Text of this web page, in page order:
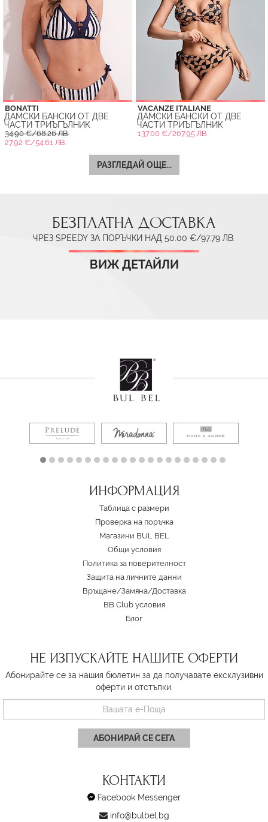
BONATTI
ДАМСКИ БАНСКИ ОТ ДВЕ
ЧАСТИ ТРИЪГЪЛНИК
34.90 €/68.26 ЛВ.
27.92 €/54.61 ЛВ.
VACANZE ITALIANE
ДАМСКИ БАНСКИ ОТ ДВЕ
ЧАСТИ ТРИЪГЪЛНИК
137.00 €/267.95 ЛВ.
РАЗГЛЕДАЙ ОЩЕ...
БЕЗПЛАТНА ДОСТАВКА
ЧРЕЗ SPEEDY ЗА ПОРЪЧКИ НАД 50.00 €/97.79 ЛВ.
ВИЖ ДЕТАЙЛИ
ИНФОРМАЦИЯ
Таблица с размери
Проверка на поръчка
Магазини BUL BEL
Oбщи условия
Политика за поверителност
Защита на личните данни
Връщане/Замяна/Доставка
BB Club условия
Блог
НЕ ИЗПУСКАЙТЕ НАШИТЕ ОФЕРТИ
Абонирайте се за нашия бюлетин за да получавате ексклузивни
оферти и отстъпки.
АБОНИРАЙ СЕ СЕГА
КОНТАКТИ
Facebook Messenger
info@bulbel.bg